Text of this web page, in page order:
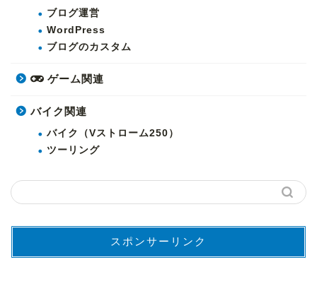
ブログ運営
WordPress
ブログのカスタム
ゲーム関連
バイク関連
バイク（Vストローム250）
ツーリング
スポンサーリンク